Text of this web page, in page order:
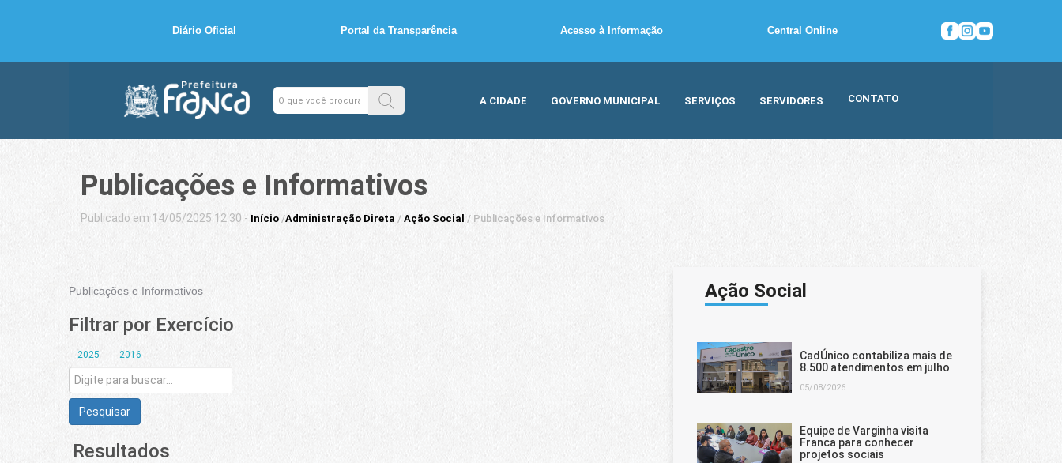
Diário Oficial Portal da Transparência Acesso à Informação Central Online
A CIDADE GOVERNO MUNICIPAL SERVIÇOS SERVIDORES CONTATO
Publicações e Informativos
Publicado em 14/05/2025 12:30 - Início /Administração Direta / Ação Social / Publicações e Informativos
Publicações e Informativos
Filtrar por Exercício
2025 2016
Pesquisar
Resultados
Ação Social
CadÚnico contabiliza mais de
8.500 atendimentos em julho
05/08/2026
Equipe de Varginha visita
Franca para conhecer
projetos sociais